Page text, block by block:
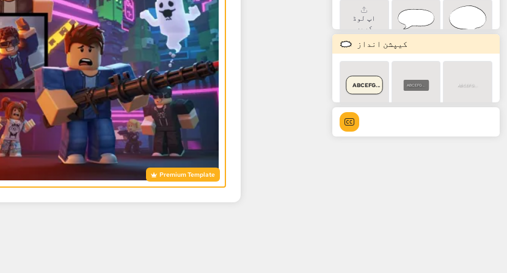
Premium Template
اپ لوڈ
کریں
کیپشن انداز
ABCEFG... ABCEFG... ABCEFG...
ABCEFG... ABCEFG...